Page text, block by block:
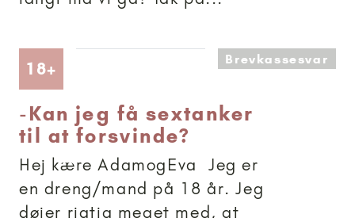
18+ Artikler anbefalet til 18+Brevkassesvar
-Kan jeg få sextanker
til at forsvinde?
Hej kære AdamogEva Jeg er
en dreng/mand på 18 år. Jeg
døjer rigtig meget med, at